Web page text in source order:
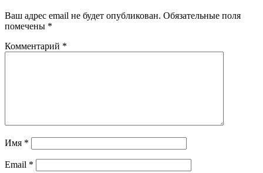
Ваш адрес email не будет опубликован. Обязательные поля
помечены *
Комментарий *
Имя *
Email *